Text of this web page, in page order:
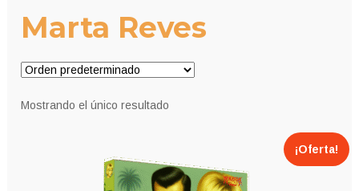
Marta Reves
Mostrando el único resultado
¡Oferta!